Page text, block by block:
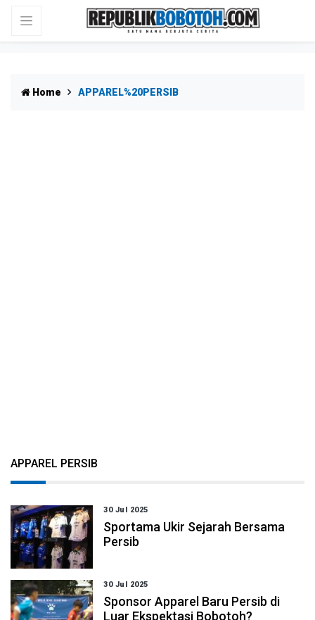
Home APPAREL%20PERSIB
APPAREL PERSIB
30 Jul 2025
Sportama Ukir Sejarah Bersama
Persib
30 Jul 2025
Sponsor Apparel Baru Persib di
Luar Ekspektasi Bobotoh?